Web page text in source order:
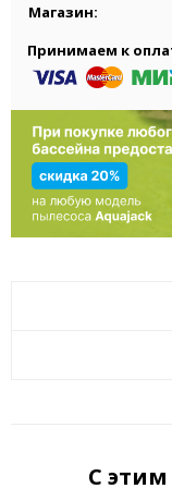
Магазин:
Принимаем к
С